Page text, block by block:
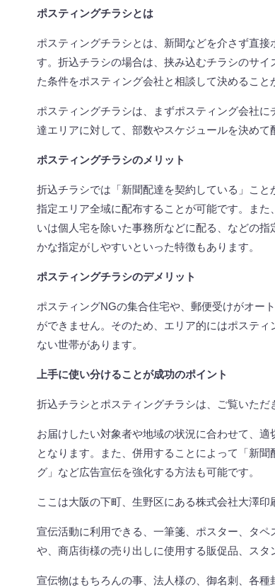
ポスティングチラシとは
ポスティングチラシとは、新聞などを介さず直
す。折込チラシの場合は、挟み込むチラシのサ
た条件をポスティング会社と相談して決めること
ポスティングチラシは、まずポスティング会社
達エリアに対して、部数やスケジュールを決めて
ポスティングチラシのメリット
折込チラシでは「新聞配達を契約している」こ
指定エリア全域に配布することが可能です。ま
いは個人宅を除いた事務所などに配る、などの
かな指定がしやすいといった特徴もあります。
ポスティングチラシのデメリット
ポスティングNGの集合住宅や、郵便受けがオー
ができません。そのため、エリア的にはポステ
ない世帯があります。
上手に使い分けることが成功のポイント
折込チラシとポスティングチラシは、ご覧いただ
お届けしたい対象者や地域の状況に合わせて、
となります。また、併用することによって「新
グ」など広告宣伝を強化する方法も可能です。
ここは大阪の下町、生野区にある株式会社大澤印
宣伝活動に利用できる、一筆箋、ポスター、タ
や、商店街様の売り出しに使用する販促品、スタ
宣伝物はもちろんの事、法人様の、御名刺、各